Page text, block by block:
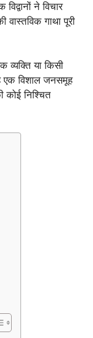
ने विचार
गाथा पूरी
व्यक्ति या किसी
एक विशाल जनसमूह
कोई निश्चित